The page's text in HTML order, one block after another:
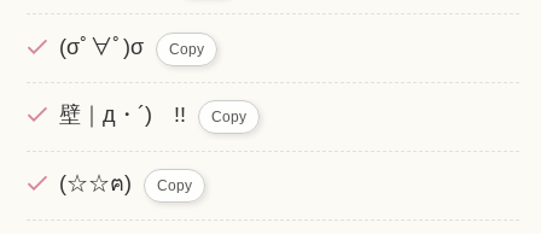
(σﾟ∀ﾟ)σ Copy
壁｜д・´) !! Copy
(☆☆ฅ) Copy